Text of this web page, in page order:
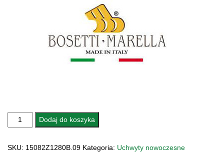
ilość
UCHWYT
Dodaj do koszyka
SKU: 15082Z1280B.09 Kategoria: Uchwyty nowoczesne